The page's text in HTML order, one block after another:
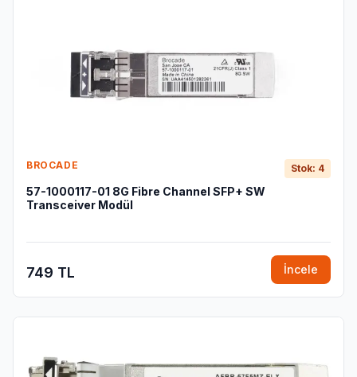
BROCADE Stok: 4
57-1000117-01 8G Fibre Channel SFP+ SW
Transceiver Modül
749 TL İncele